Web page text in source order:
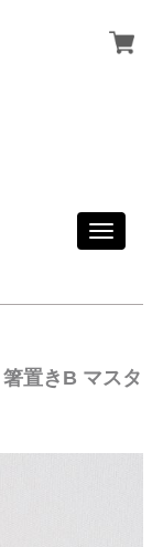
Toggle
置きB マスタ